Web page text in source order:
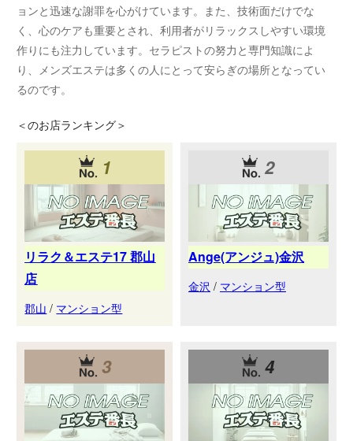
ョンと迅速な謝罪を心がけています。また、技術面だけでな
く、心のケアも重要とされ、利用者がリラックスしやすい環境
作りにも注力しています。セラピストの努力と専門知識によ
り、メンズエステは多くの人にとって安らぎの場所となってい
るのです。
＜のお店ランキング＞
1
リラク＆エステ17 郡山
店
郡山 / マンション型
2
Ange(アンジュ)金沢
金沢 / マンション型
3 4